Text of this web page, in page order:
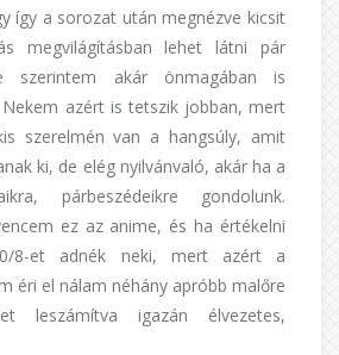
így a sorozat után megnézve kicsit
megvilágításban lehet látni pár
szerintem akár önmagában is
azért is tetszik jobban, mert
szerelmén van a hangsúly, amit
ki, de elég nyilvánvaló, akár ha a
párbeszédeikre gondolunk.
ez az anime, és ha értékelni
8-et adnék neki, mert azért a
éri el nálam néhány apróbb malőre
leszámítva igazán élvezetes,